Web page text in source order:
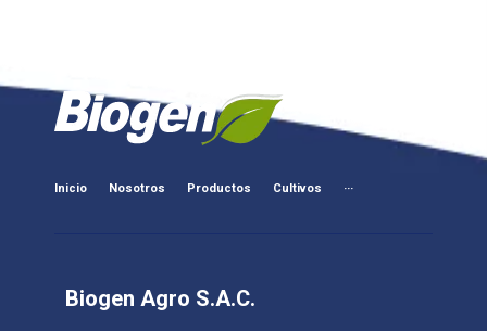
Inicio Nosotros Productos Cultivos ···
Biogen Agro S.A.C.